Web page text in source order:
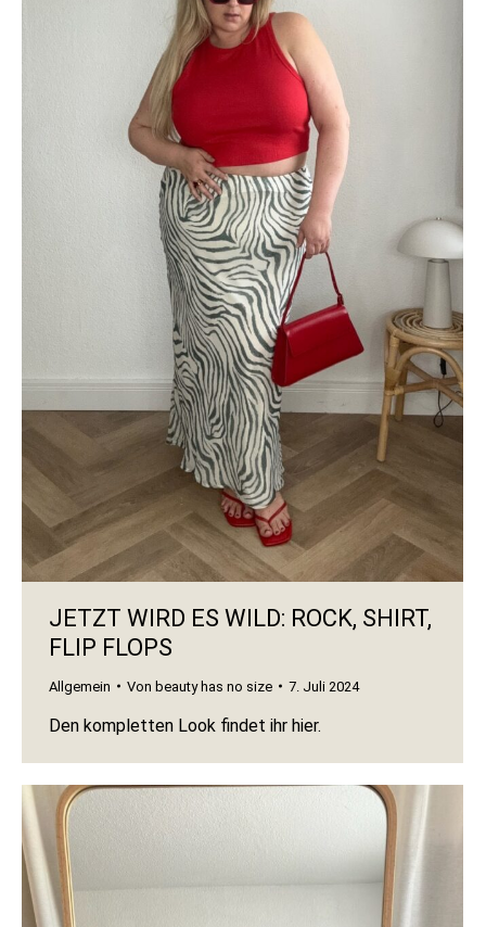
JETZT WIRD ES WILD: ROCK, SHIRT,
FLIP FLOPS
Allgemein Von beauty has no size 7. Juli 2024
Den kompletten Look findet ihr hier.